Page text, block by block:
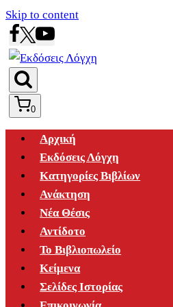
Skip to content
0
Αρχική
Εκδόσεις Λόγχη
Κατηγορίες Βιβλίων
Ανάκτηση
Νέα Θέσις
Αντίδοτο
Το Βιβλιοπωλείο
Κείμενα
Σελίδες Ιστορίας